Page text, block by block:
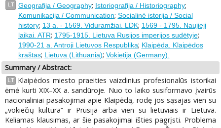
LT Geografija / Geography; Istoriografija / Historiography;
Komunikacija / Communication; Socialinė istorija / Social
history; 13 a. - 1569. Viduramžiai. LDK; 1569 - 1795. Naujieji
laikai. ATR; 1795-1915. Lietuva Rusijos imperijos sudėtyje;
1990-21 a. Antroji Lietuvos Respublika; Klaipėda. Klaipėdos
kraštas; Lietuva (Lithuania); Vokietija (Germany).
Summary / Abstract:
LT
Klaipėdos miesto praeities vaizdinius profesionalūs istorikai
ėmė kurti XIX–XX a. sandūroje. Nuo to laiko susiformavo įvairūs
nacionaliniai pasakojimai apie Klaipėdą, rodę jos sąsajas vien su
„vokiečių kultūra“ ir Prūsija arba vien su lietuviais ir Lietuva.
Keliamas klausimas, ar šie pasakojimai išties pagrįsti. Problema